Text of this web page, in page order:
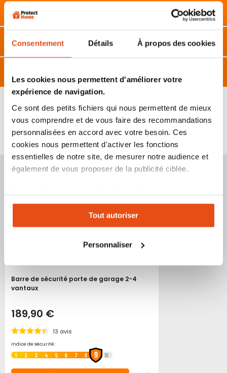
Consentement Détails À propos des cookies
Les cookies nous permettent d'améliorer votre
expérience de navigation.
Ce sont des petits fichiers qui nous permettent de mieux
vous comprendre et de vous faire des recommandations
personnalisées en accord avec votre besoin. Ces
cookies nous permettent d'activer les fonctions
essentielles de notre site, de mesurer notre audience et
également de vous proposer de la publicité ciblée.
expérience personnalisée sur notre site. Vous pouvez
changer votre choix à n'importe quel moment. Refuser
tous les cookies peut limiter certaines fonctionnalités.
Tout autoriser
Personnaliser
Description
Caractéristiques
VOUS POURRIEZ ÉGALEMENT ÊTRE INTÉRESSÉ
PAR...
Barre de sécurité porte de garage 2-4
vantaux
189,90 €
13 avis
Indice de sécurité :
1 2 3 4 5 6 7 8 9 10